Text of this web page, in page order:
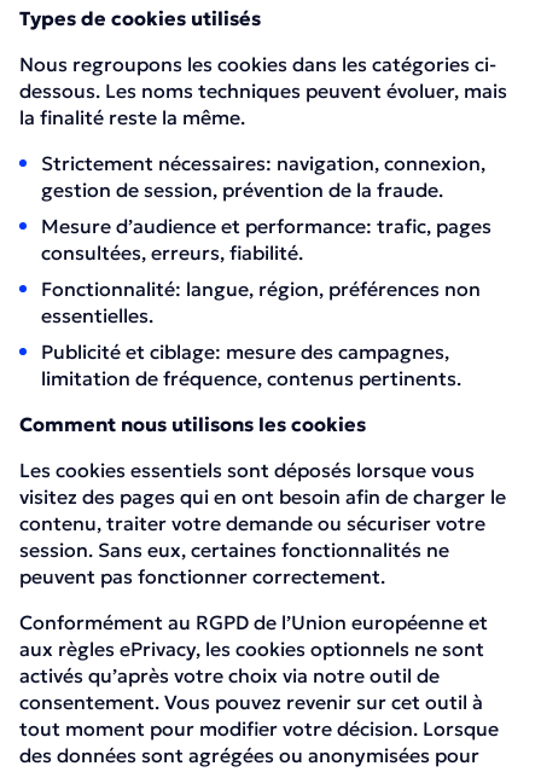
Types de cookies utilisés
Nous regroupons les cookies dans les catégories ci-
dessous. Les noms techniques peuvent évoluer, mais
la finalité reste la même.
Strictement nécessaires: navigation, connexion,
gestion de session, prévention de la fraude.
Mesure d’audience et performance: trafic, pages
consultées, erreurs, fiabilité.
Fonctionnalité: langue, région, préférences non
essentielles.
Publicité et ciblage: mesure des campagnes,
limitation de fréquence, contenus pertinents.
Comment nous utilisons les cookies
Les cookies essentiels sont déposés lorsque vous
visitez des pages qui en ont besoin afin de charger le
contenu, traiter votre demande ou sécuriser votre
session. Sans eux, certaines fonctionnalités ne
peuvent pas fonctionner correctement.
Conformément au RGPD de l’Union européenne et
aux règles ePrivacy, les cookies optionnels ne sont
activés qu’après votre choix via notre outil de
consentement. Vous pouvez revenir sur cet outil à
tout moment pour modifier votre décision. Lorsque
des données sont agrégées ou anonymisées pour